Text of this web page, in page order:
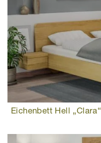
Eichenbett Hell „Clara“